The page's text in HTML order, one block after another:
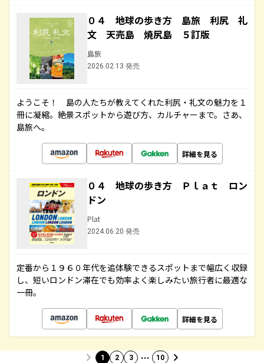
０４ 地球の歩き方 島旅 利尻 礼
文 天売島 焼尻島 ５訂版
島旅
2026.02.13 発売
ようこそ！ 島の人たちが教えてくれた利尻・礼文の魅力を１
冊に凝縮。絶景スポットから遊び方、カルチャーまで。さあ、
島旅へ。
詳細を見る
０４ 地球の歩き方 Ｐｌａｔ ロン
ドン
Plat
2024.06.20 発売
定番から１９６０年代を追体験できるスポットまで幅広く収録
し、短いロンドン滞在でも効率よく楽しみたい旅行者に最適な
一冊。
詳細を見る
1 2 3 … 10